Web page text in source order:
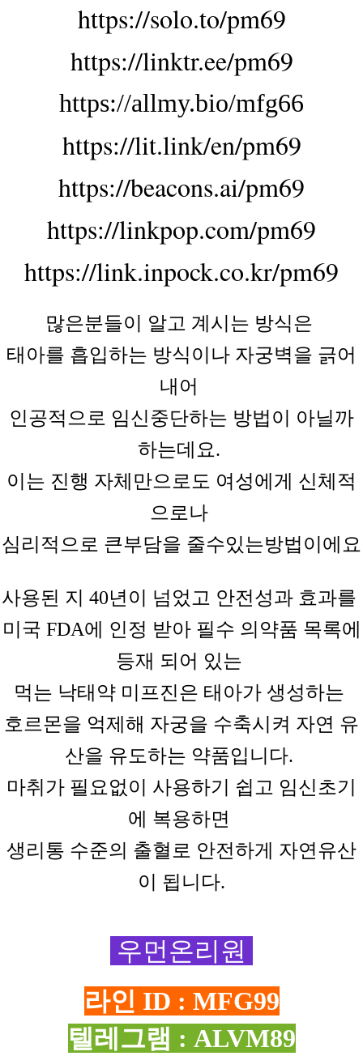
https://solo.to/pm69
https://linktr.ee/pm69
https://allmy.bio/mfg66
https://lit.link/en/pm69
https://beacons.ai/pm69
https://linkpop.com/pm69
https://link.inpock.co.kr/pm69
많은분들이 알고 계시는 방식은
태아를 흡입하는 방식이나 자궁벽을 긁어
내어
인공적으로 임신중단하는 방법이
아닐까
하는데요.
이는 진행 자체만으로도 여성에게 신체적
으로나
심리적으로 큰부담을 줄수있는방법이에요
사용된 지 40년이 넘었고 안전성과 효과를
미국 FDA에 인정 받아 필수 의약품 목록에
등재 되어 있는
먹는 낙태약 미프진은 태아가 생성하는
호르몬을 억제해 자궁을 수축시켜 자연 유
산을 유도하는 약품입니다.
마취가 필요없이 사용하기 쉽고 임신초기
에 복용하면
생리통 수준의 출혈로 안전하게 자연유산
이 됩니다.
우먼온리원
라인 ID : MFG99
텔레그램 : ALVM89